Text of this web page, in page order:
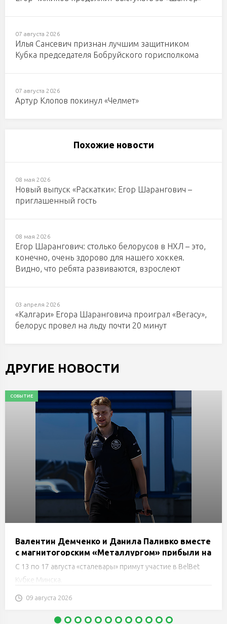
07 августа 2026
Илья Сансевич признан лучшим защитником
Кубка председателя Бобруйского горисполкома
07 августа 2026
Артур Клопов покинул «Челмет»
Похожие новости
08 мая 2026
Новый выпуск «Раскатки»: Егор Шарангович –
приглашенный гость
08 мая 2026
Егор Шарангович: столько белорусов в НХЛ – это,
конечно, очень здорово для нашего хоккея.
Видно, что ребята развиваются, взрослеют
03 апреля 2026
«Калгари» Егора Шаранговича проиграл «Вегасу»,
белорус провел на льду почти 20 минут
ДРУГИЕ НОВОСТИ
СОБЫТИЕ
Валентин Демченко и Данила Паливко вместе
с магнитогорским «Металлургом» прибыли на
сборы в Минск
С 13 по 17 августа «сталевары» примут участие в BelBet
Кубке Минска.
09 августа 2026